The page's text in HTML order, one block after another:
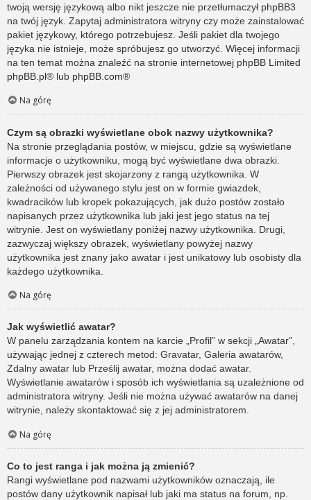
twoją wersję językową albo nikt jeszcze nie przetłumaczył phpBB3
na twój język. Zapytaj administratora witryny czy może zainstalować
pakiet językowy, którego potrzebujesz. Jeśli pakiet dla twojego
języka nie istnieje, może spróbujesz go utworzyć. Więcej informacji
na ten temat można znaleźć na stronie internetowej phpBB Limited
phpBB.pl® lub phpBB.com®
Na górę
Czym są obrazki wyświetlane obok nazwy użytkownika?
Na stronie przeglądania postów, w miejscu, gdzie są wyświetlane
informacje o użytkowniku, mogą być wyświetlane dwa obrazki.
Pierwszy obrazek jest skojarzony z rangą użytkownika. W
zależności od używanego stylu jest on w formie gwiazdek,
kwadracików lub kropek pokazujących, jak dużo postów zostało
napisanych przez użytkownika lub jaki jest jego status na tej
witrynie. Jest on wyświetlany poniżej nazwy użytkownika. Drugi,
zazwyczaj większy obrazek, wyświetlany powyżej nazwy
użytkownika jest znany jako awatar i jest unikatowy lub osobisty dla
każdego użytkownika.
Na górę
Jak wyświetlić awatar?
W panelu zarządzania kontem na karcie „Profil” w sekcji „Awatar”,
używając jednej z czterech metod: Gravatar, Galeria awatarów,
Zdalny awatar lub Prześlij awatar, można dodać awatar.
Wyświetlanie awatarów i sposób ich wyświetlania są uzależnione od
administratora witryny. Jeśli nie można używać awatarów na danej
witrynie, należy skontaktować się z jej administratorem.
Na górę
Co to jest ranga i jak można ją zmienić?
Rangi wyświetlane pod nazwami użytkowników oznaczają, ile
postów dany użytkownik napisał lub jaki ma status na forum, np.